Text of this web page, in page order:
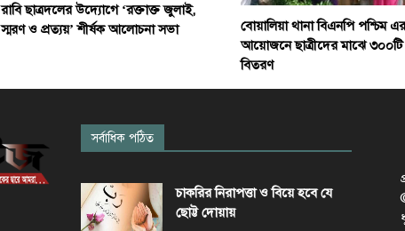
রাবি ছাত্রদলের উদ্যোগে ‘রক্তাক্ত জুলাই,
স্মরণ ও প্রত্যয়’ শীর্ষক আলোচনা সভা
বোয়ালিয়া থানা বিএনপি পশ্চিম এর
আয়োজনে ছাত্রীদের মাঝে
বিতরণ
সর্বাধিক পঠিত
চাকরির নিরাপত্তা ও বিয়ে হবে যে
ছোট্ট দোয়ায়